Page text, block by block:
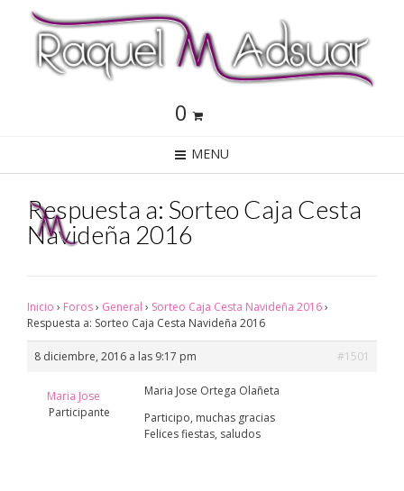
0
MENU
Respuesta a: Sorteo Caja Cesta
Navideña 2016
Inicio › Foros› General › Sorteo Caja Cesta Navideña 2016›
Respuesta a: Sorteo Caja Cesta Navideña 2016
8 diciembre, 2016 a las 9:17 pm #1501
Maria Jose
Participante
Maria Jose Ortega Olañeta
Participo, muchas gracias
Felices fiestas, saludos